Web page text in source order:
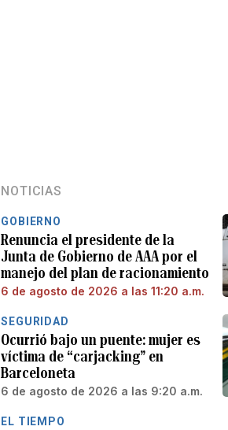
NOTICIAS
GOBIERNO
Renuncia el presidente de la
Junta de Gobierno de AAA por el
manejo del plan de racionamiento
6 de agosto de 2026 a las 11:20 a.m.
SEGURIDAD
Ocurrió bajo un puente: mujer es
víctima de “carjacking” en
Barceloneta
6 de agosto de 2026 a las 9:20 a.m.
EL TIEMPO